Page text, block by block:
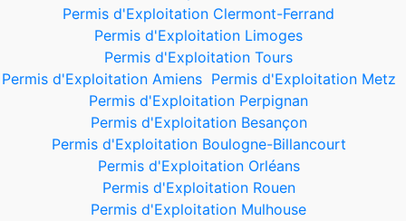
Permis d'Exploitation Clermont-Ferrand
Permis d'Exploitation Limoges
Permis d'Exploitation Tours
Permis d'Exploitation Amiens Permis d'Exploitation Metz
Permis d'Exploitation Perpignan
Permis d'Exploitation Besançon
Permis d'Exploitation Boulogne-Billancourt
Permis d'Exploitation Orléans
Permis d'Exploitation Rouen
Permis d'Exploitation Mulhouse